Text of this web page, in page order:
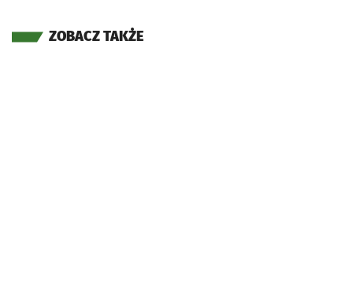
ZOBACZ TAKŻE